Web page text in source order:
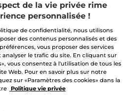
MAINGIFT-BIS
AJOUTER UN AVIS
de la vie privée rime
personnalisée !
de confidentialité, nous utilisons
des contenus personnalisés et des
vous proposer des services
analyser le trafic du site. En cliquant sur
vous consentez à l'utilisation de tous les
Web. Pour en savoir plus sur notre
sur «Paramètres des cookies» dans la
Politique vie privée